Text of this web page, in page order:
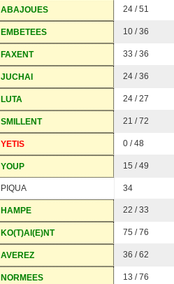
ABAJOUES 24 / 51
EMBETEES 10 / 36
FAXENT 33 / 36
JUCHAI 24 / 36
LUTA 24 / 27
SMILLENT 21 / 72
YETIS 0 / 48
YOUP 15 / 49
PIQUA 34
HAMPE 22 / 33
KO(T)AI(E)NT 75 / 76
AVEREZ 36 / 62
NORMEES 13 / 76